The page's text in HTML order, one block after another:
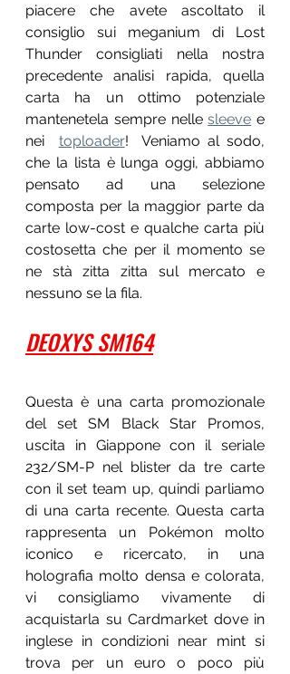
piacere che avete ascoltato il
consiglio sui meganium di Lost
Thunder consigliati nella nostra
precedente analisi rapida, quella
carta ha un ottimo potenziale
mantenetela sempre nelle sleeve e
nei toploader!  Veniamo al sodo,
che la lista è lunga oggi, abbiamo
pensato ad una selezione
composta per la maggior parte da
carte low-cost e qualche carta più
costosetta che per il momento se
ne stà zitta zitta sul mercato e
nessuno se la fila.
DEOXYS SM164
Questa è una carta promozionale
del set SM Black Star Promos,
uscita in Giappone con il seriale
232/SM-P nel blister da tre carte
con il set team up, quindi parliamo
di una carta recente. Questa carta
rappresenta un Pokémon molto
iconico e ricercato, in una
holografia molto densa e colorata,
vi consigliamo vivamente di
acquistarla su Cardmarket dove in
inglese in condizioni near mint si
trova per un euro o poco più